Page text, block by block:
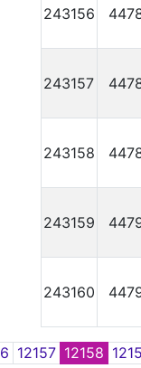
243156
243157
243158
243159
243160
12157 12158